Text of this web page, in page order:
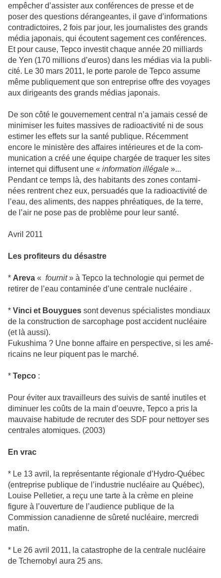
empê­cher d’assis­ter aux confé­ren­ces de presse et de
poser des ques­tions déran­gean­tes, il gave d’infor­ma­tions
contra­dic­toi­res, 2 fois par jour, les jour­na­lis­tes des grands
média japo­nais, qui écoutent sage­ment ces confé­ren­ces.
Et pour cause, Tepco inves­tit chaque année 20 mil­liards
de Yen (170 mil­lions d’euros) dans les médias via la publi­
cité. Le 30 mars 2011, le porte parole de Tepco assume
même publi­que­ment que son entre­prise offre des voya­ges
aux diri­geants des grands médias japo­nais.
De son côté le gou­ver­ne­ment cen­tral n’a jamais cessé de
mini­mi­ser les fuites mas­si­ves de radio­ac­ti­vité ni de sous
esti­mer les effets sur la santé publi­que. Récemment
encore le minis­tère des affai­res inté­rieu­res et de la com­
mu­ni­ca­tion a créé une équipe char­gée de tra­quer les sites
inter­net qui dif­fu­sent une « infor­ma­tion illé­gale »...
Pendant ce temps là, des habi­tants des zones conta­mi­
nées ren­trent chez eux, per­sua­dés que la radio­ac­ti­vité de
l’eau, des ali­ments, des nappes phréa­ti­ques, de la terre,
de l’air ne pose pas de pro­blème pour leur santé.
Avril 2011
Les pro­fi­teurs du désas­tre
* Areva « four­nit» à Tepco la tech­no­lo­gie qui permet de
reti­rer de l’eau conta­mi­née d’une cen­trale nucléaire .
* Vinci et Bouygues sont deve­nus spé­cia­lis­tes mon­diaux
de la cons­truc­tion de sar­co­phage post acci­dent nucléaire
(et là aussi).
Fukushima ? Une bonne affaire en pers­pec­tive, si les amé­
ri­cains ne leur piquent pas le marché.
* Tepco :
Pour éviter aux tra­vailleurs des suivis de santé inu­ti­les et
dimi­nuer les coûts de la main d’oeuvre, Tepco a pris la
mau­vaise habi­tude de recru­ter des SDF pour net­toyer ses
cen­tra­les ato­mi­ques. (2003)
En vrac
* Le 13 avril, la repré­sen­tante régio­nale d’Hydro-Québec
(entre­prise publi­que de l’indus­trie nucléaire au Québec),
Louise Pelletier, a reçu une tarte à la crème en pleine
figure à l’ouver­ture de l’audience publi­que de la
Commission cana­dienne de sûreté nucléaire, mer­credi
matin.
* Le 26 avril 2011, la catas­tro­phe de la cen­trale nucléaire
de Tchernobyl aura 25 ans.